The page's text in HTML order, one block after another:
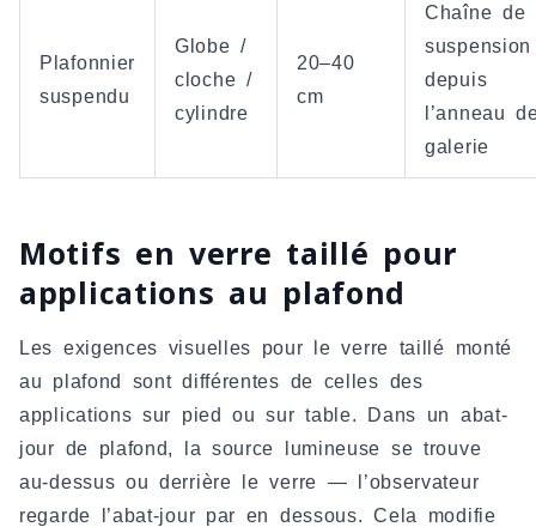
Plafonnier
suspendu
Globe /
cloche /
cylindre
20–40
cm
Chaîne de
suspension
depuis
l’anneau
galerie
Motifs en verre taillé pour
applications au plafond
Les exigences visuelles pour le verre taillé monté
au plafond sont différentes de celles des
applications sur pied ou sur table. Dans un abat-
jour de plafond, la source lumineuse se trouve
au-dessus ou derrière le verre — l’observateur
regarde l’abat-jour par en dessous. Cela modifie